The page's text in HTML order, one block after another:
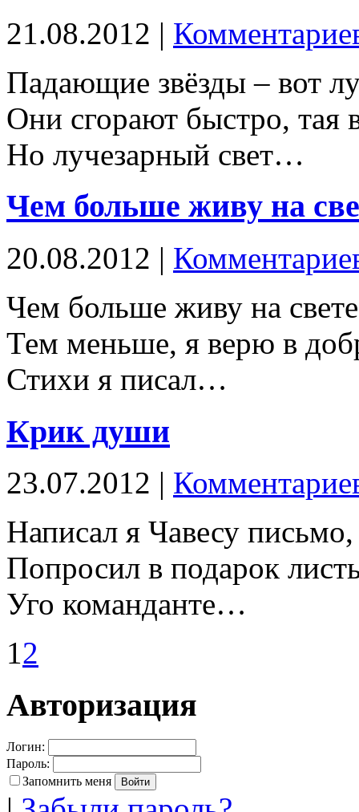
21.08.2012 |
Падающие звёзды – вот
Они сгорают быстро, тая
Но лучезарный свет…
Чем больше живу на
20.08.2012 |
Чем больше живу на
Тем меньше, я верю в
Стихи я писал…
Крик души
23.07.2012 |
Написал я Чавесу письмо,
Попросил в подарок
Уго команданте…
12
Авторизация
Логин:
Пароль:
Запомнить меня